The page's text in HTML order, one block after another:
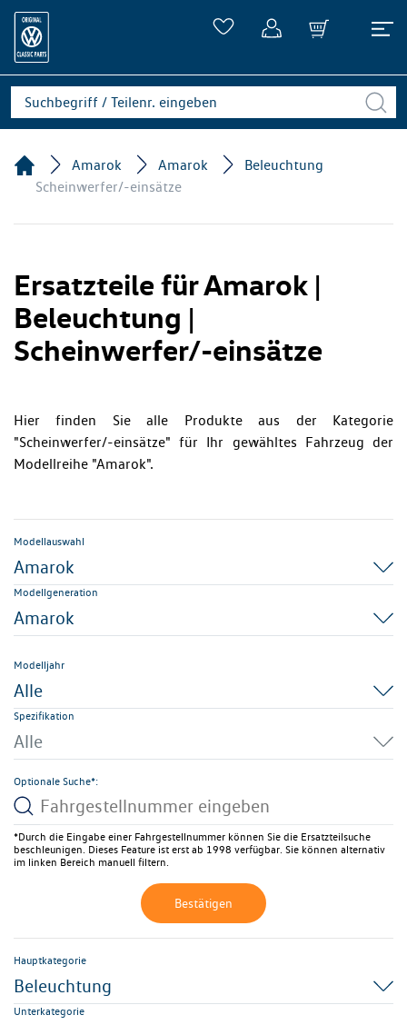
Amarok Amarok
Beleuchtung
Scheinwerfer/-einsätze
Ersatzteile für Amarok |
Beleuchtung |
Scheinwerfer/-einsätze
Hier finden Sie alle Produkte aus der Kategorie
"Scheinwerfer/-einsätze" für Ihr gewähltes Fahrzeug der
Modellreihe "Amarok".
Modellauswahl
Amarok
Modellgeneration
Amarok
Modelljahr
Alle
Spezifikation
Alle
Optionale Suche*:
*Durch die Eingabe einer Fahrgestellnummer können Sie die Ersatzteilsuche
beschleunigen. Dieses Feature ist erst ab 1998 verfügbar. Sie können alternativ
im linken Bereich manuell filtern.
Bestätigen
Hauptkategorie
Beleuchtung
Unterkategorie